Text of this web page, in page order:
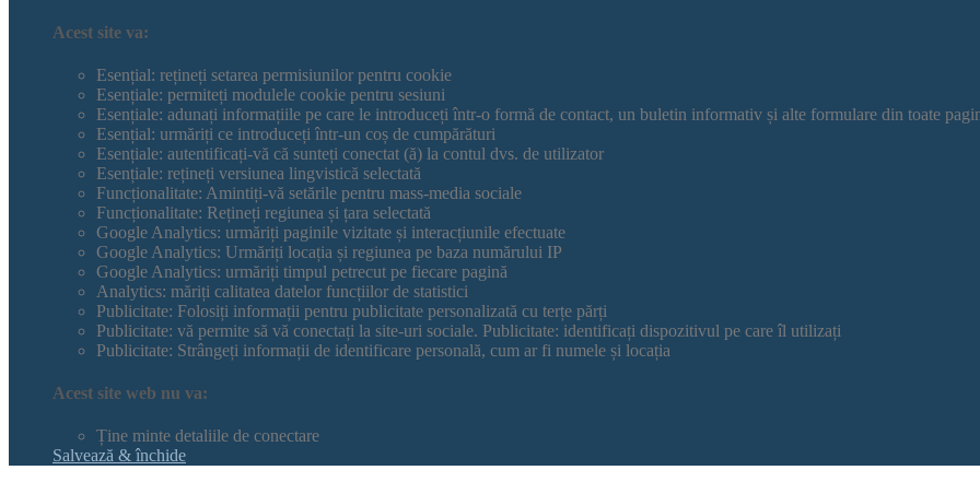
Acest site va:
Esențial: rețineți setarea permisiunilor pentru cookie
Esențiale: permiteți modulele cookie pentru sesiuni
Esențiale: adunați informațiile pe care le introduceți într-o formă de contact, un buletin informativ și alte formulare din toate
Esențial: urmăriți ce introduceți într-un coș de cumpărături
Esențiale: autentificați-vă că sunteți conectat (ă) la contul dvs. de utilizator
Esențiale: rețineți versiunea lingvistică selectată
Funcționalitate: Amintiți-vă setările pentru mass-media sociale
Funcționalitate: Rețineți regiunea și țara selectată
Google Analytics: urmăriți paginile vizitate și interacțiunile efectuate
Google Analytics: Urmăriți locația și regiunea pe baza numărului IP
Google Analytics: urmăriți timpul petrecut pe fiecare pagină
Analytics: măriți calitatea datelor funcțiilor de statistici
Publicitate: Folosiți informații pentru publicitate personalizată cu terțe părți
Publicitate: vă permite să vă conectați la site-uri sociale. Publicitate: identificați dispozitivul pe care îl utilizați
Publicitate: Strângeți informații de identificare personală, cum ar fi numele și locația
Acest site web nu va:
Ține minte detaliile de conectare
Salvează & închide